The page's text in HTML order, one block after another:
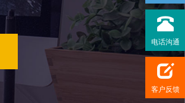
电话沟通
客户反馈